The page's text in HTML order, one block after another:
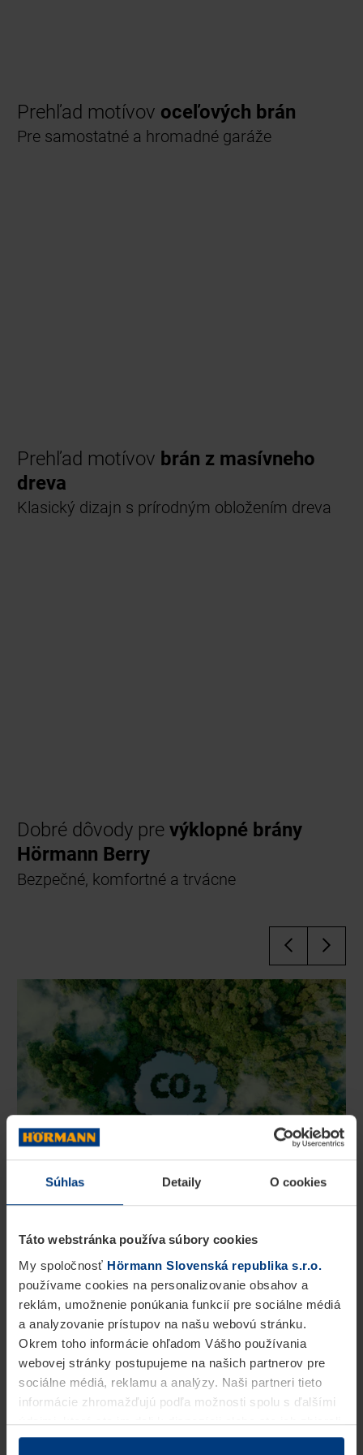
Súhlas Detaily O cookies
Táto webstránka používa súbory cookies
My spoločnosť Hörmann Slovenská republika s.r.o.
používame cookies na personalizovanie obsahov a
reklám, umožnenie ponúkania funkcií pre sociálne médiá
a analyzovanie prístupov na našu webovú stránku.
Okrem toho informácie ohľadom Vášho používania
webovej stránky postupujeme na našich partnerov pre
sociálne médiá, reklamu a analýzy. Naši partneri tieto
informácie zhromažďujú podľa možnosti spolu s ďalšími
údajmi, ktoré ste im dali k dispozícii alebo ste ich zbierali
v rámci Vášho využívania služieb.
Prehľad motívov oceľových brán
Pre samostatné a hromadné garáže
Prehľad motívov brán z masívneho
dreva
Klasický dizajn s prírodným obložením dreva
Dobré dôvody prevýklopné brány
Hörmann Berry
Bezpečné, komfortné a trvácne
zodpovednosť za ďalšie generácie, a preto
štandardneponúkame CO2 neutrálne
výrobky pre výstavbu bytov . Spoločnosť
Hörmann sa zameriava na zníženie a
predchádzanie emisiám pomocou stratégie
Celú našu spotrebu elektrickej energie vo
všetkých európskych pobočkách pokrývame